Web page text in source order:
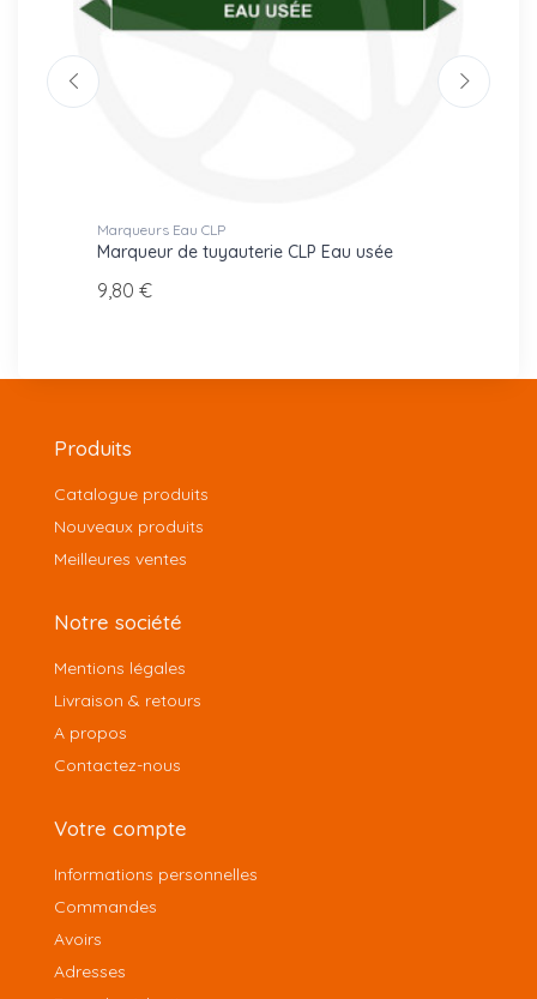
Marqueurs Eau CLP
Marqueur de tuyauterie CLP Eau usée
9,80 €
Produits
Catalogue produits
Nouveaux produits
Meilleures ventes
Notre société
Mentions légales
Livraison & retours
A propos
Contactez-nous
Votre compte
Informations personnelles
Commandes
Avoirs
Adresses